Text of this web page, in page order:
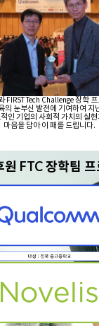
FIRST Tech Challenge 장학
의 눈부신 발전에 기여하여 지
인 기업의 사회적 가치의 실
마음을 담아 이 패를 드립니다.
원 FTC장학팀